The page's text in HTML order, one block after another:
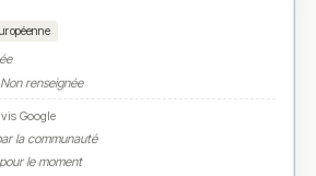
Non renseignée
Google
la communauté
le moment